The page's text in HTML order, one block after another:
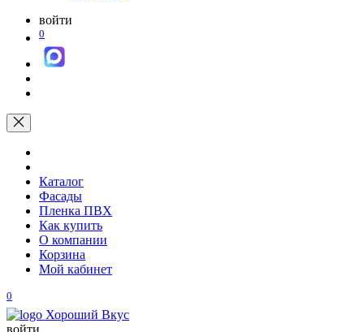
войти
0
Каталог
Фасады
Пленка ПВХ
Как купить
О компании
Корзина
Мой кабинет
0